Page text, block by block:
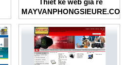
Thiết kế web giá rẻ